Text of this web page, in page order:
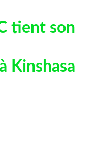
tient son
Kinshasa